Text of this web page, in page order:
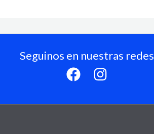
Seguinos en nuestras redes